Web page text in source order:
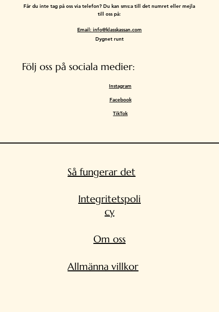
Får du inte tag på oss via telefon? Du kan sms:a till det numret eller mejla
till oss på:
Email: info@klasskassan.com
Dygnet runt
Följ oss på sociala medier:
Instagram
Facebook
TikTok
Så fungerar det
Integritetspoli
cy
Om oss
Allmänna villkor